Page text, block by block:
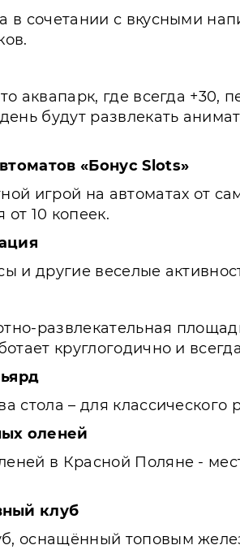
в сочетании с вкусными
аквапарк, где всегда +30,
будут развлекать
«Бонус Slots»
игрой на автоматах от
10 копеек.
и другие веселые
развлекательная
круглогодично и
стола – для
оленей
в Красной Поляне -
клуб
оснащённый топовым